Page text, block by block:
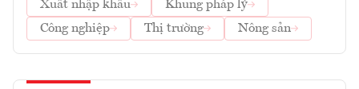
Xuất nhập khẩu
Khung pháp lý
Công nghiệp
Thị trường Nông sản